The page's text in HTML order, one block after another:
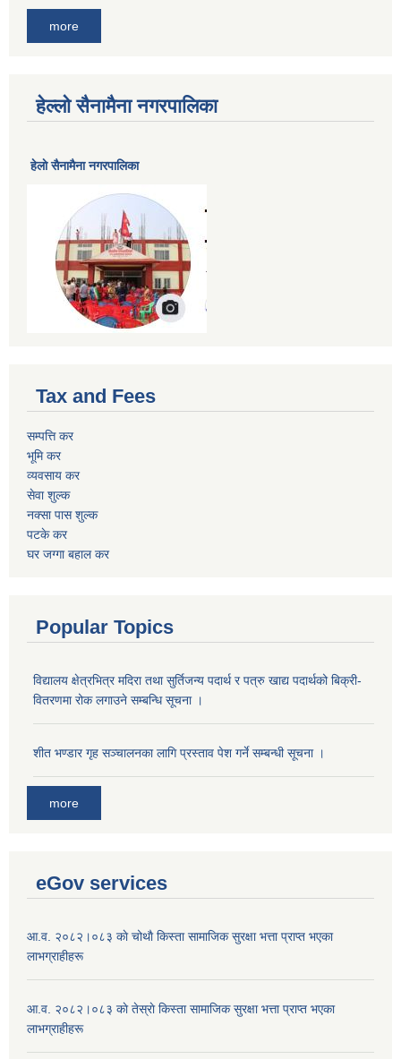
more
हेल्लो सैनामैना नगरपालिका
हेलाे सैनामैना नगरपालिका
Tax and Fees
सम्पत्ति कर
भूमि कर
व्यवसाय कर
सेवा शुल्क
नक्सा पास शुल्क
पटके कर
घर जग्गा बहाल कर
Popular Topics
विद्यालय क्षेत्रभित्र मदिरा तथा सुर्तिजन्य पदार्थ र पत्रु खाद्य पदार्थको बिक्री-
वितरणमा रोक लगाउने सम्बन्धि सूचना ।
शीत भण्डार गृह सञ्चालनका लागि प्रस्ताव पेश गर्ने सम्बन्धी सूचना ।
more
eGov services
आ.व. २०८२।०८३ काे चोथाै‌ किस्ता सामाजिक सुरक्षा भत्ता प्राप्त भएका
लाभग्राहीहरू
आ.व. २०८२।०८३ काे तेस्राे किस्ता सामाजिक सुरक्षा भत्ता प्राप्त भएका
लाभग्राहीहरू